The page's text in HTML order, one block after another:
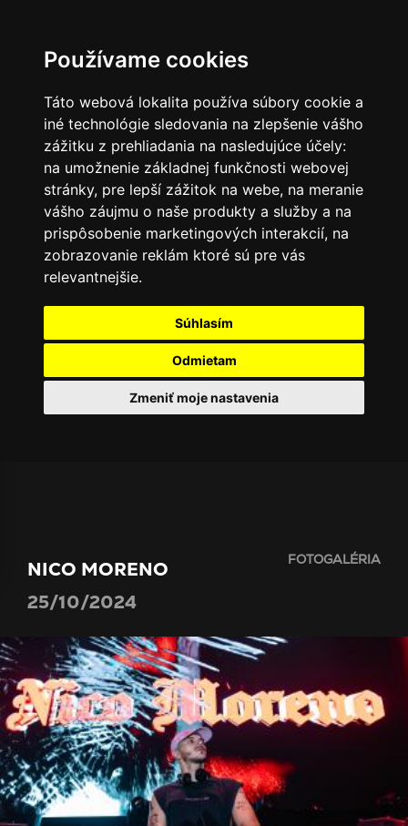
Používame cookies
Táto webová lokalita používa súbory cookie a
iné technológie sledovania na zlepšenie vášho
zážitku z prehliadania na nasledujúce účely:
na umožnenie základnej funkčnosti webovej
stránky, pre lepší zážitok na webe, na meranie
vášho záujmu o naše produkty a služby a na
prispôsobenie marketingových interakcií, na
zobrazovanie reklám ktoré sú pre vás
relevantnejšie.
Súhlasím
Odmietam
Zmeniť moje nastavenia
NICO MORENO
25/10/2024
FOTOGALÉRIA